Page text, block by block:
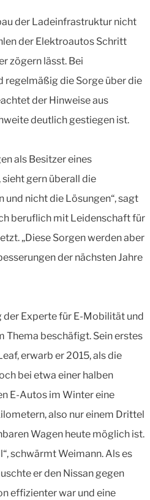
der Ladeinfrastruktur nicht
der Elektroautos Schritt
zögern lässt. Bei
die Sorge über die
der Hinweise aus
deutlich gestiegen ist.
als Besitzer eines
gern überall die
nicht die Lösungen“, sagt
beruflich mit Leidenschaft für
„Diese Sorgen werden aber
der nächsten Jahre
der Experte für E-Mobilität und
Thema beschäfigt. Sein erstes
erwarb er 2015, als die
bei etwa einer halben
E-Autos im Winter eine
also nur einem Drittel
Wagen heute möglich ist.
schwärmt Weimann. Als es
er den Nissan gegen
effizienter war und eine